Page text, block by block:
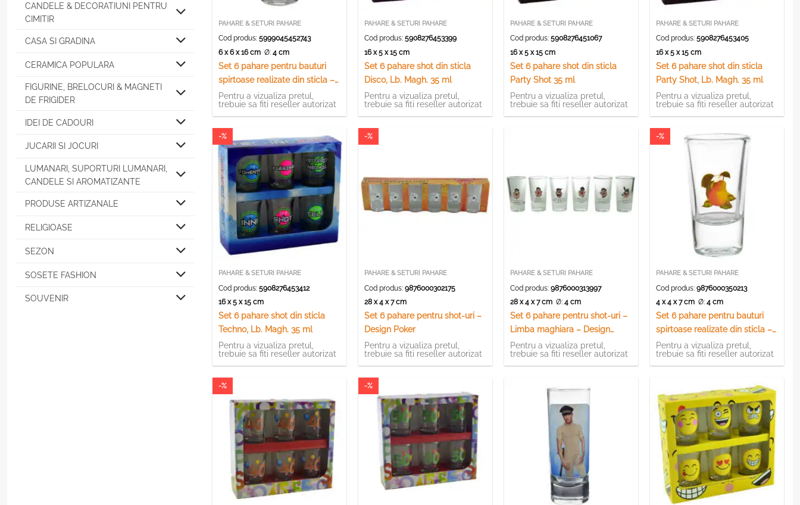
CANDELE & DECORATIUNI PENTRU
CIMITIR
CASA SI GRADINA
CERAMICA POPULARA
FIGURINE, BRELOCURI & MAGNETI
DE FRIGIDER
IDEI DE CADOURI
JUCARII SI JOCURI
LUMANARI, SUPORTURI LUMANARI,
CANDELE SI AROMATIZANTE
PRODUSE ARTIZANALE
RELIGIOASE
SEZON
SOSETE FASHION
SOUVENIR
PAHARE & SETURI PAHARE
Cod produs:5999045452743
6 x 6 x 16 cm Ø:4 cm
Set 6 pahare pentru bauturi
spirtoase realizate din sticla –
Design Elegant (Tip 1)
Pentru a vizualiza pretul,
trebuie sa fiti reseller autorizat
PAHARE & SETURI PAHARE
Cod produs:5908276453399
16 x 5 x 15 cm
Set 6 pahare shot din sticla
Disco, Lb. Magh. 35 ml
Pentru a vizualiza pretul,
trebuie sa fiti reseller autorizat
PAHARE & SETURI PAHARE
Cod produs:5908276451067
16 x 5 x 15 cm
Set 6 pahare shot din sticla
Party Shot 35 ml
Pentru a vizualiza pretul,
trebuie sa fiti reseller autorizat
PAHARE & SETURI PAHARE
Cod produs:5908276453405
16 x 5 x 15 cm
Set 6 pahare shot din sticla
Party Shot, Lb. Magh. 35 ml
Pentru a vizualiza pretul,
trebuie sa fiti reseller autorizat
-%
PAHARE & SETURI PAHARE
Cod produs:5908276453412
16 x 5 x 15 cm
Set 6 pahare shot din sticla
Techno, Lb. Magh. 35 ml
Pentru a vizualiza pretul,
trebuie sa fiti reseller autorizat
-%
PAHARE & SETURI PAHARE
Cod produs:9876000302175
28 x 4 x 7 cm
Set 6 pahare pentru shot-uri –
Design Poker
Pentru a vizualiza pretul,
trebuie sa fiti reseller autorizat
PAHARE & SETURI PAHARE
Cod produs:9876000313997
28 x 4 x 7 cm Ø:4 cm
Set 6 pahare pentru shot-uri –
Limba maghiara – Design
Funny Drinker
Pentru a vizualiza pretul,
trebuie sa fiti reseller autorizat
-%
PAHARE & SETURI PAHARE
Cod produs:9876000350213
4 x 4 x 7 cm Ø:4 cm
Set 6 pahare pentru bauturi
spirtoase realizate din sticla –
Design Pere
Pentru a vizualiza pretul,
trebuie sa fiti reseller autorizat
-% -%